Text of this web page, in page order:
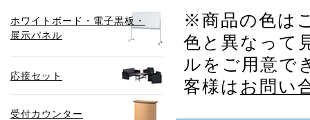
ホワイトボード・電子黒板・
展示パネル
応接セット
受付カウンター
※商品の色は
色と異なって
ルをご用意で
客様は お問い